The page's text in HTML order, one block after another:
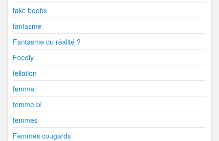
fake boobs
fantasme
Fantasme ou réalité ?
Feedly
fellation
femme
femme bi
femmes
Femmes cougards